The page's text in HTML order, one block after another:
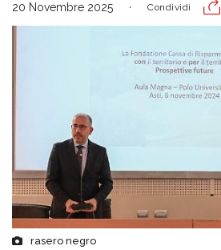
20 Novembre 2025 Condividi
rasero negro